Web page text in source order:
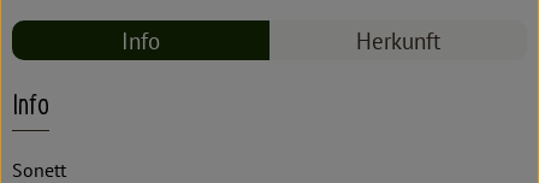
Info Herkunft
Info
Sonett